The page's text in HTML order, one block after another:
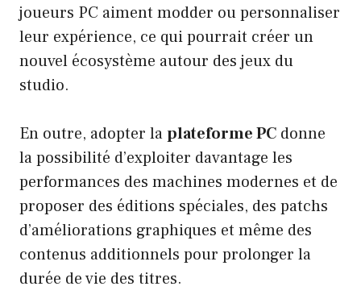
joueurs PC aiment modder ou personnaliser
leur expérience, ce qui pourrait créer un
nouvel écosystème autour des jeux du
studio.
En outre, adopter laplateforme PC donne
la possibilité d’exploiter davantage les
performances des machines modernes et de
proposer des éditions spéciales, des patchs
d’améliorations graphiques et même des
contenus additionnels pour prolonger la
durée de vie des titres.